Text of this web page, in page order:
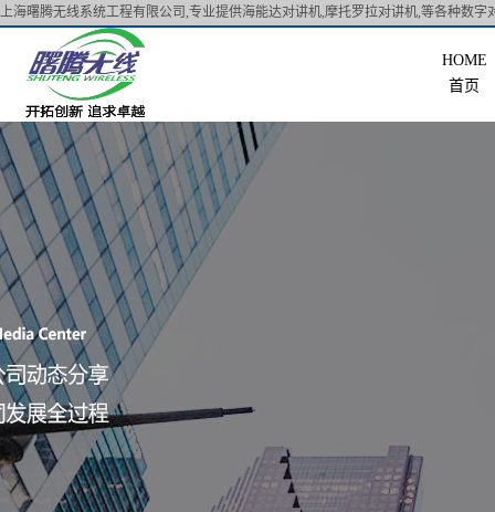
上海曙腾无线系统工程有限公司,专业提供海能达对讲机,摩托罗拉对讲机,等各种数字
首页